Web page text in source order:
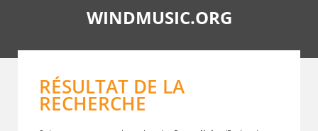
WINDMUSIC.ORG
RÉSULTAT DE LA
RECHERCHE